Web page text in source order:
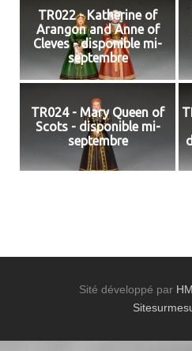
TR022 - Katherine of
Arangon and Anne of
Cleves - disponible mi-
septembre
TR024 - Mary Queen of
Scots - disponible mi-
septembre
Sité développé par